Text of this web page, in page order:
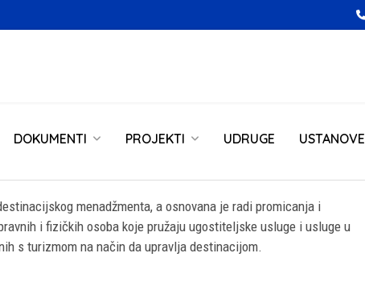
DOKUMENTI PROJEKTI UDRUGE USTANOVE
menadžmenta, a osnovana je radi promicanja i
i fizičkih osoba koje pružaju ugostiteljske usluge i usluge u
s turizmom na način da upravlja destinacijom.